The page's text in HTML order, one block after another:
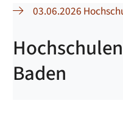
03.06.2026
Baden